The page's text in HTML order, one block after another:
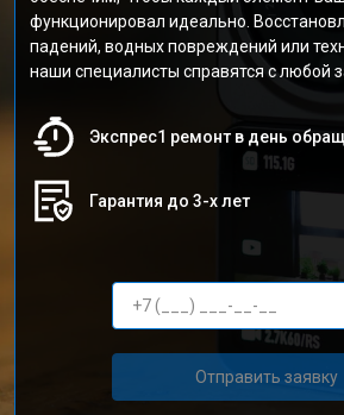
функционировал идеально.
падений, водных повреждений или
наши специалисты справятся с любой
Экспрес1 ремонт в день
Гарантия до 3-х лет
Отправить заявку